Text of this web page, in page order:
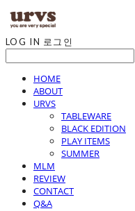
LOG IN 로그인
HOME
ABOUT
URVS
TABLEWARE
BLACK EDITION
PLAY ITEMS
SUMMER
MLM
REVIEW
CONTACT
Q&A